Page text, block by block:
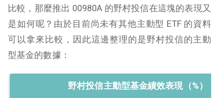
比較，那麼推出 00980A 的野村投信在這塊的表現又
是如何呢？由於目前尚未有其他主動型 ETF 的資料
可以拿來比較，因此這邊整理的是野村投信的主動
型基金的數據：
野村投信主動型基金績效表現（%）